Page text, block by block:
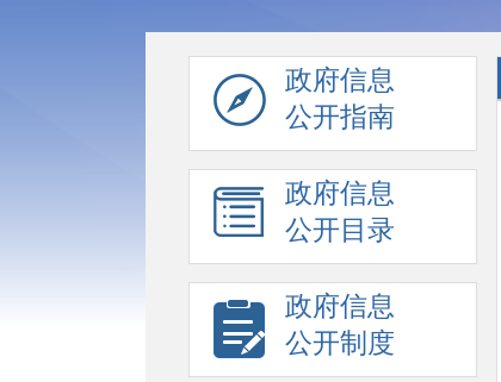
政府信息
公开指南
政府信息
公开目录
政府信息
公开制度